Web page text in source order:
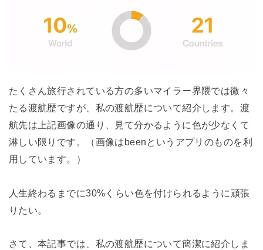
たくさん旅行されている方の多いマイラー界隈では微々
たる渡航歴ですが、私の渡航歴について紹介します。渡
航先は上記画像の通り、見て分かるように色が少なくて
淋しい限りです。（画像はbeenというアプリのものを利
用しています。）
人生終わるまでに30%くらい色を付けられるように頑張
りたい。
さて、本記事では、私の渡航歴について簡潔に紹介しま